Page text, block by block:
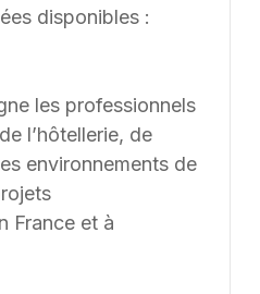
disponibles :
les professionnels
l’hôtellerie, de
environnements de
France et à